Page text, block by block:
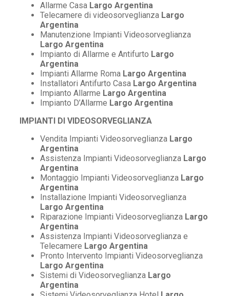
Allarme Casa Largo Argentina
Telecamere di videosorveglianza Largo
Argentina
Manutenzione Impianti Videosorveglianza
Largo Argentina
Impianto di Allarme e Antifurto Largo
Argentina
Impianti Allarme Roma Largo Argentina
Installatori Antifurto Casa Largo Argentina
Impianto Allarme Largo Argentina
Impianto D’Allarme Largo Argentina
IMPIANTI DI VIDEOSORVEGLIANZA
Vendita Impianti Videosorveglianza Largo
Argentina
Assistenza Impianti Videosorveglianza Largo
Argentina
Montaggio Impianti Videosorveglianza Largo
Argentina
Installazione Impianti Videosorveglianza
Largo Argentina
Riparazione Impianti Videosorveglianza Largo
Argentina
Assistenza Impianti Videosorveglianza e
Telecamere Largo Argentina
Pronto Intervento Impianti Videosorveglianza
Largo Argentina
Sistemi di Videosorveglianza Largo
Argentina